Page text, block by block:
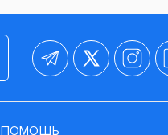
ПОМОЩЬ